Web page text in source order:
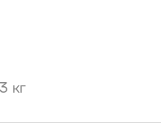
кг